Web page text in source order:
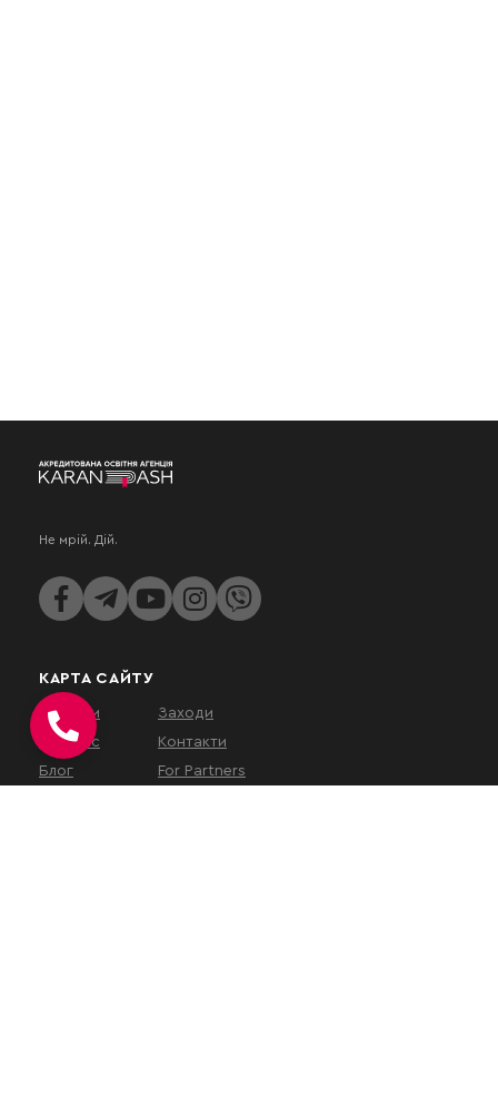
Не мрій. Дій.
КАРТА САЙТУ
Послуги
Про нас
Блог
Заходи
Контакти
For Partners